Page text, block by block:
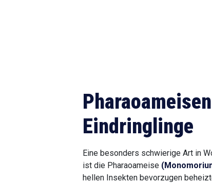
Eindringlinge
Eine besonders schwierige Art in
ist die Pharaoameise
hellen Insekten bevorzugen